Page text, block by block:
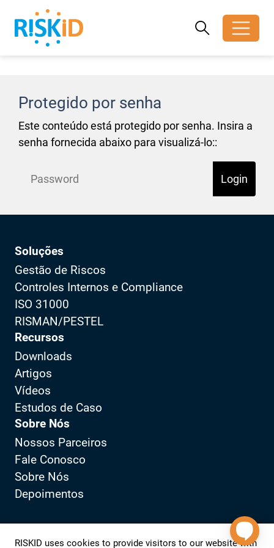
RISKID uses cookies to provide visitors to our website with
Search
Search
Protegido por senha
Este conteúdo está protegido por senha. Insira a
senha fornecida abaixo para visualizá-lo::
Login
Soluções
Gestão de Riscos
Controles Internos e Compliance
ISO 31000
RISMAN/PESTEL
Recursos
Downloads
Artigos
Vídeos
Estudos de Caso
Sobre Nós
Nossos Parceiros
Fale Conosco
Sobre Nós
Depoimentos
Política de PrivacidadePortal do Cliente